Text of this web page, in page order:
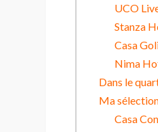
UCO
Stanza
Casa
Nima
Dans le
Ma
Casa